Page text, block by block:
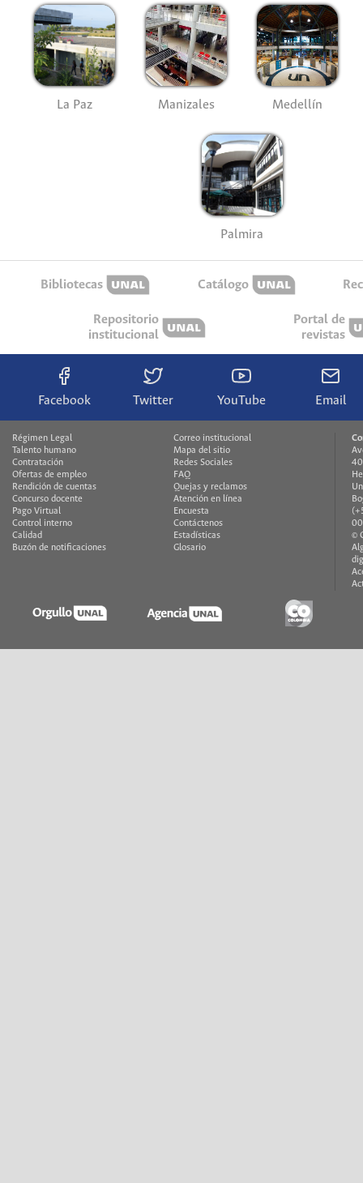
La Paz Manizales Medellín
Palmira
Bibliotecas Catálogo
Repositorio
institucional
Portal de
revistas
Facebook Twitter YouTube Email
Régimen Legal
Talento humano
Contratación
Ofertas de empleo
Rendición de cuentas
Concurso docente
Pago Virtual
Control interno
Calidad
Buzón de notificaciones
Correo institucional
Mapa del sitio
Redes Sociales
FAQ
Quejas y reclamos
Atención en línea
Encuesta
Contáctenos
Estadísticas
Glosario
©